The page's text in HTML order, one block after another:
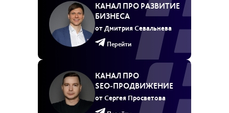
КАНАЛ ПРО РАЗВИТИЕ
БИЗНЕСА
от Дмитрия Севальнева
Перейти
КАНАЛ ПРО
SEO‑ПРОДВИЖЕНИЕ
от Сергея Просветова